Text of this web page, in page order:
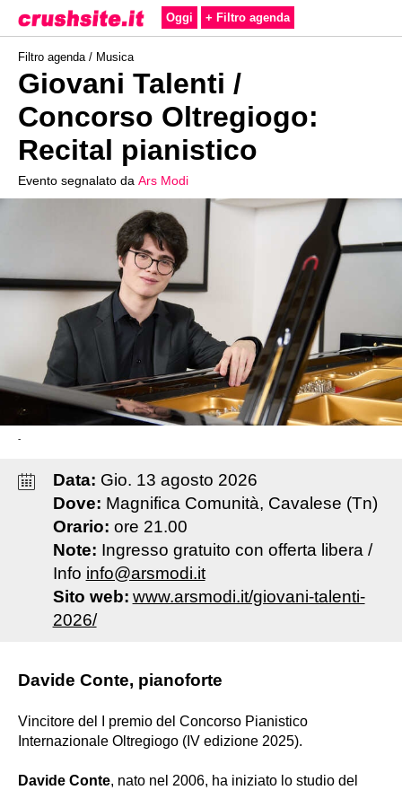
Oggi + Filtro agenda
Filtro agenda / Musica
Giovani Talenti /
Concorso Oltregiogo:
Recital pianistico
Evento segnalato da Ars Modi
-
Data: Gio. 13 agosto 2026
Dove: Magnifica Comunità, Cavalese (Tn)
Orario: ore 21.00
Note: Ingresso gratuito con offerta libera /
Info info@arsmodi.it
Sito web: www.arsmodi.it/giovani-talenti-
2026/
Davide Conte, pianoforte
Vincitore del I premio del Concorso Pianistico
Internazionale Oltregiogo (IV edizione 2025).
Davide Conte, nato nel 2006, ha iniziato lo studio del